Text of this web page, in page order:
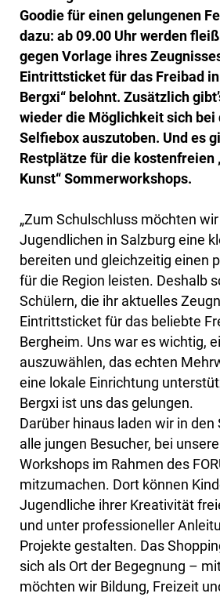
Goodie für einen gelungenen
dazu: ab 09.00 Uhr werden
gegen Vorlage ihres
Eintrittsticket für das Freibad
Bergxi“ belohnt. Zusätzlich
wieder die Möglichkeit sich bei
Selfiebox auszutoben. Und es
Restplätze für die kostenfreien
Kunst“ Sommerworkshops.
„Zum Schulschluss möchten
Jugendlichen in Salzburg eine
bereiten und gleichzeitig einen
für die Region leisten. Deshalb
Schülern, die ihr aktuelles
Eintrittsticket für das beliebte
Bergheim. Uns war es wichtig,
auszuwählen, das echten
eine lokale Einrichtung
Bergxi ist uns das gelungen.
Darüber hinaus laden wir in
alle jungen Besucher, bei
Workshops im Rahmen des
mitzumachen. Dort können
Jugendliche ihrer Kreativität
und unter professioneller
Projekte gestalten. Das
sich als Ort der Begegnung –
möchten wir Bildung, Freizeit